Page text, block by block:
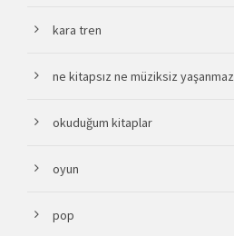
kara tren
ne kitapsız ne müziksiz yaşanmaz
okuduğum kitaplar
oyun
pop